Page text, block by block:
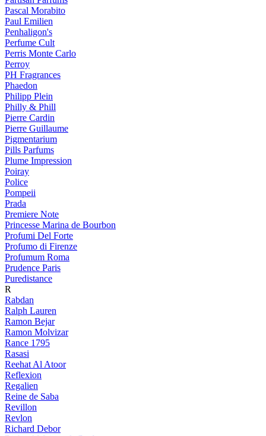
Pascal Morabito
Paul Emilien
Penhaligon's
Perfume Cult
Perris Monte Carlo
Perroy
PH Fragrances
Phaedon
Philipp Plein
Philly & Phill
Pierre Cardin
Pierre Guillaume
Pigmentarium
Pills Parfums
Plume Impression
Poiray
Police
Pompeii
Prada
Premiere Note
Princesse Marina de Bourbon
Profumi Del Forte
Profumo di Firenze
Profumum Roma
Prudence Paris
Puredistance
R
Rabdan
Ralph Lauren
Ramon Bejar
Ramon Molvizar
Rance 1795
Rasasi
Reehat Al Atoor
Reflexion
Regalien
Reine de Saba
Revillon
Revlon
Richard Debor